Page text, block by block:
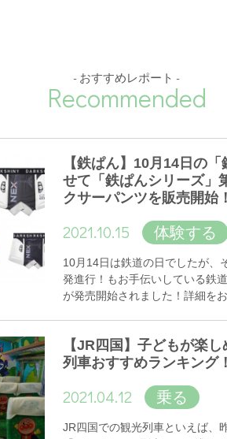
- おすすめレポート -
Recommended
【鉄ぱん】10月14日の
せて「鉄ぱんシリーズ」
クサーパンツを販売開始
2021.10.15 体験する
10月14日は鉄道の日でしたが、
発進行！もお手伝いしている鉄
が発売開始されました！詳細をお
【JR四国】子どもが楽
列車おすすめランキング
2021.04.12 乗る
JR四国での観光列車といえば、